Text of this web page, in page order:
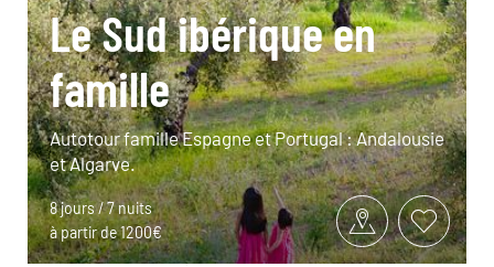
Le Sud ibérique en
famille
Autotour famille Espagne et Portugal : Andalousie
et Algarve.
8 jours / 7 nuits
à partir de 1200€